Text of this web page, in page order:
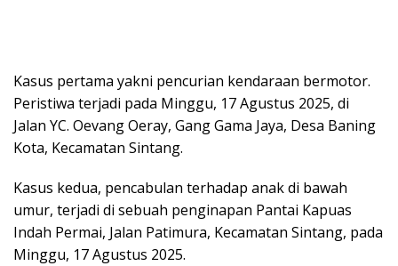
Kasus pertama yakni pencurian kendaraan bermotor.
Peristiwa terjadi pada Minggu, 17 Agustus 2025, di
Jalan YC. Oevang Oeray, Gang Gama Jaya, Desa Baning
Kota, Kecamatan Sintang.
Kasus kedua, pencabulan terhadap anak di bawah
umur, terjadi di sebuah penginapan Pantai Kapuas
Indah Permai, Jalan Patimura, Kecamatan Sintang, pada
Minggu, 17 Agustus 2025.